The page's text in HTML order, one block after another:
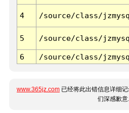
4 /source/class/
5 /source/class/
6 /source/class/
www.365jz.com 已经将此出错信息详细
们深感歉意.